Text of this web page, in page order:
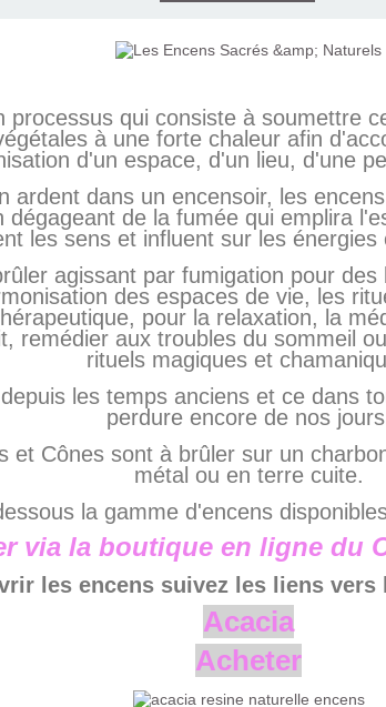
processus qui consiste à soumettre
à une forte chaleur afin
d'un espace, d'un lieu, d'une
ardent dans un encensoir, les
de la fumée qui emplira
les sens et influent sur les énergies
agissant par fumigation pour
des espaces de vie, les
pour la relaxation, la
remédier aux troubles du sommeil
rituels magiques et
les temps anciens et ce dans
perdure encore de nos
et Cônes sont à brûler sur un
métal ou en terre cuite.
la gamme d'encens
via la boutique en ligne du
les encens suivez les liens
Acacia
Acheter